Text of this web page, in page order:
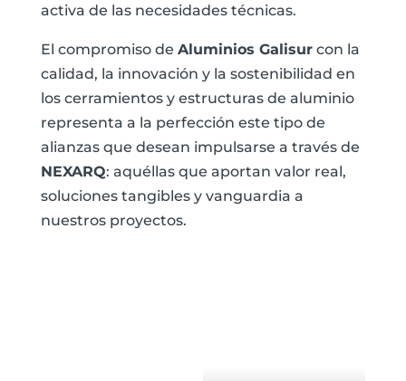
activa de las necesidades técnicas.
El compromiso de Aluminios Galisurcon la
calidad, la innovación y la sostenibilidad en
los cerramientos y estructuras de aluminio
representa a la perfección este tipo de
alianzas que desean impulsarse a través de
NEXARQ: aquéllas que aportan valor real,
soluciones tangibles y vanguardia a
nuestros proyectos.